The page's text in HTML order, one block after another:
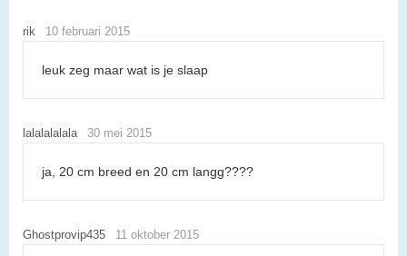
rik 10 februari 2015
leuk zeg maar wat is je slaap
lalalalalala 30 mei 2015
ja, 20 cm breed en 20 cm langg????
Ghostprovip435 11 oktober 2015